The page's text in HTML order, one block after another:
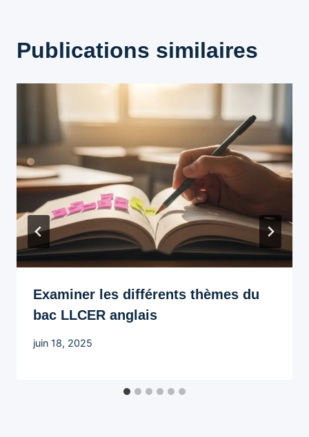
Publications similaires
Examiner les différents thèmes du
bac LLCER anglais
juin 18, 2025